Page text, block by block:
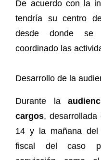
De acuerdo con la
tendría su centro
desde donde se
coordinado las
Desarrollo de la
Durante la
cargos,
14 y la mañana
fiscal del caso